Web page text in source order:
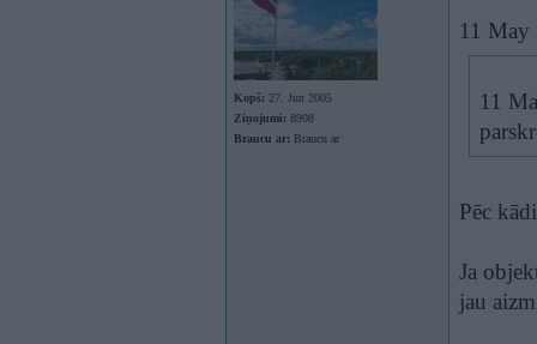
Kopš: 27. Jun 2005
Ziņojumi: 8908
Braucu ar: Braucu ar
11
11
Pēc
Ja
jau